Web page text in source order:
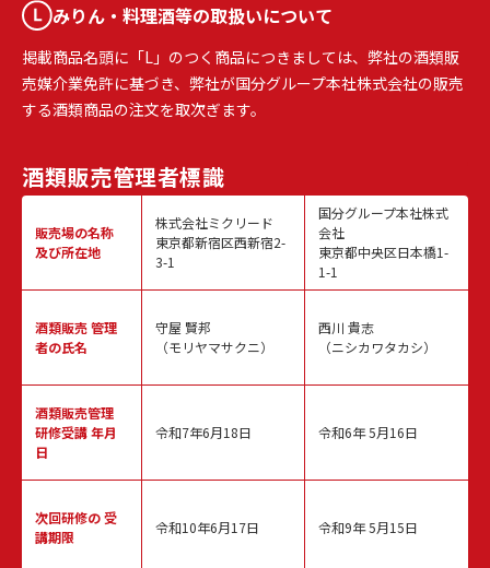
みりん・料理酒等の取扱いについて
掲載商品名頭に「L」のつく商品につきましては、弊社の酒類販
売媒介業免許に基づき、弊社が国分グループ本社株式会社の販売
する酒類商品の注文を取次ぎます。
酒類販売管理者標識
販売場の名称
及び所在地
酒類販売管理
者の氏名
酒類販売管理
研修受講 年月
日
次回研修の受
講期限
株式会社ミクリード
東京都新宿区西新宿2-
3-1
守屋 賢邦
（モリヤマサクニ）
令和7年6月18日
令和10年6月17日
国分グループ本社株式
会社
東京都中央区日本橋1-
1-1
西川 貴志
（ニシカワタカシ）
令和6年 5月16日
令和9年 5月15日